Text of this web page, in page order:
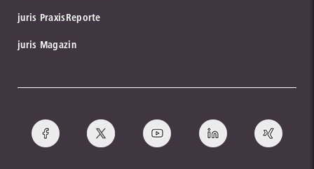
juris PraxisReporte
juris Magazin